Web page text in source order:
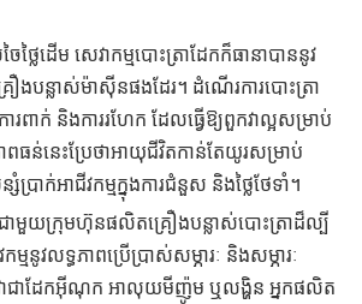
លៃដើម សេវាកម្មបោះត្រាដែកក៏ធានាបាននូវ
ឿងបន្លាស់ម៉ាស៊ីនផងដែរ។ ដំណើរការបោះត្រា
រពាក់ និងការរហែក ដែលធ្វើឱ្យពួកវាល្អសម្រាប់
ពធន់នេះប្រែថាអាយុជីវិតកាន់តែយូរសម្រាប់
ាក់អាជីវកម្មក្នុងការជំនួស និងថ្លៃថែទាំ។
ជាមួយក្រុមហ៊ុនផលិតគ្រឿងបន្លាស់បោះត្រាដ៏ល្បី
មនូវលទ្ធភាពប្រើប្រាស់សម្ភារៈ និងសម្ភារៈ
វាជាដែកអ៊ីណុក អាលុយមីញ៉ូម ឬលង្ហិន អ្នកផលិត